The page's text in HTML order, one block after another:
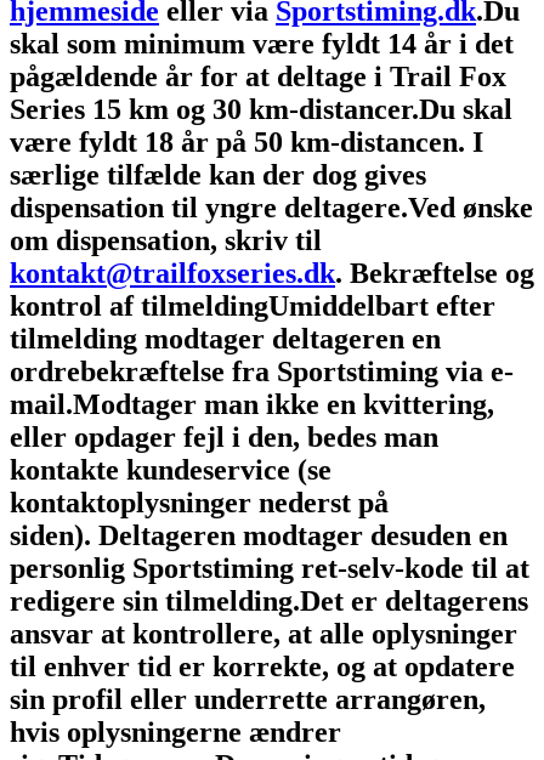
hjemmeside eller via Sportstiming.dk.Du
skal som minimum være fyldt 14 år i det
pågældende år for at deltage i Trail Fox
Series 15 km og 30 km-distancer.Du skal
være fyldt 18 år på 50 km-distancen. I
særlige tilfælde kan der dog gives
dispensation til yngre deltagere.Ved ønske
om dispensation, skriv til
kontakt@trailfoxseries.dk. Bekræftelse og
kontrol af tilmeldingUmiddelbart efter
tilmelding modtager deltageren en
ordrebekræftelse fra Sportstiming via e-
mail.Modtager man ikke en kvittering,
eller opdager fejl i den, bedes man
kontakte kundeservice (se
kontaktoplysninger nederst på
siden). Deltageren modtager desuden en
personlig Sportstiming ret-selv-kode til at
redigere sin tilmelding.Det er deltagerens
ansvar at kontrollere, at alle oplysninger
til enhver tid er korrekte, og at opdatere
sin profil eller underrette arrangøren,
hvis oplysningerne ændrer